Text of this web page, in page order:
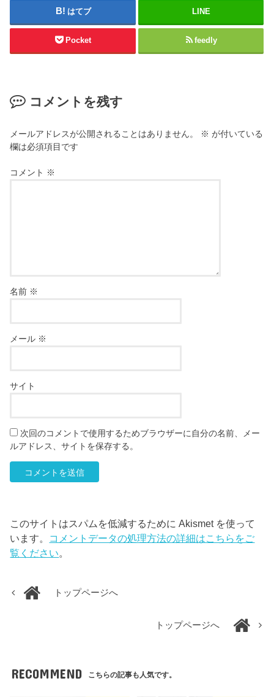
はてブ LINE
Pocket feedly
コメントを残す
メールアドレスが公開されることはありません。 ※ が付いている
欄は必須項目です
コメント ※
名前 ※
メール ※
サイト
次回のコメントで使用するためブラウザーに自分の名前、メー
ルアドレス、サイトを保存する。
このサイトはスパムを低減するために Akismet を使って
います。 コメントデータの処理方法の詳細はこちらをご
覧ください。
トップページへ
トップページへ
RECOMMEND こちらの記事も人気です。